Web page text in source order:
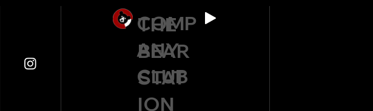
COMP
ANY
CLUB
THE
BEAR
STAT
ION